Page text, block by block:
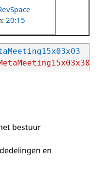
20:15
bestuur
en